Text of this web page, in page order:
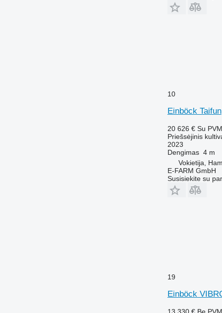
10
Einböck Taifun
20 626 € Su PVM
Priešsėjinis
2023
Dengimas 4 m
Vokietija,
E-FARM GmbH
Susisiekite su
19
Einböck
13 330 € Be PVM